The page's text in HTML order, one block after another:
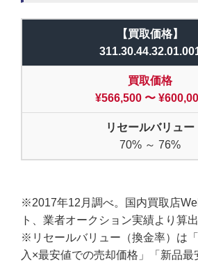
【買取価格】
買取価格
¥566,500 〜
リセールバリュー
70% ～ 76%
※2017年12月調べ。国内買取店
ト、業者オークション実績より算出
※リセールバリュー（換金率）は
入×最安値での売却価格」「新品